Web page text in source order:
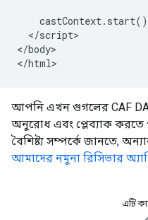
  </script>
</body>
আপনি এখন গুগলের CAF DAI
অনুরোধ এবং প্লেব্যাক
বৈশিষ্ট্য সম্পর্কে জানতে,
আমাদের নমুনা রিসিভার
এটি